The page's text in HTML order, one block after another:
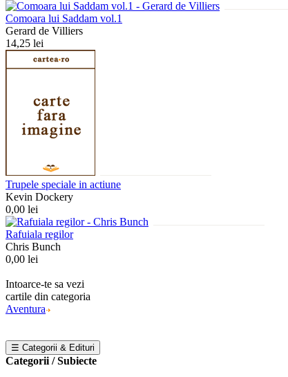
Comoara lui Saddam vol.1
Gerard de Villiers
14,25 lei
Trupele speciale in actiune
Kevin Dockery
0,00 lei
Rafuiala regilor
Chris Bunch
0,00 lei
Intoarce-te sa vezi
cartile din categoria
Aventura
☰ Categorii & Edituri
Categorii / Subiecte